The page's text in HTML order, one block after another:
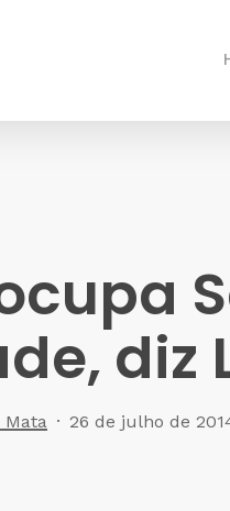
diz
Mata 26 de julho de